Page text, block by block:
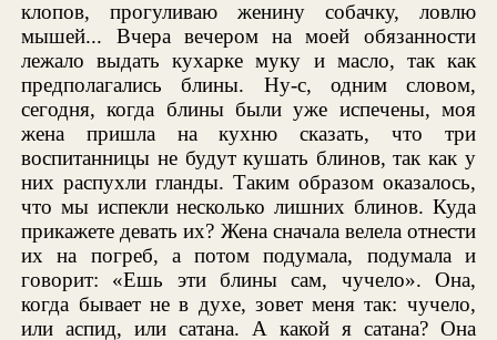
клопов, прогуливаю женину собачку, ловлю
мышей... Вчера вечером на моей обязанности
лежало выдать кухарке муку и масло, так как
предполагались блины. Ну-с, одним словом,
сегодня, когда блины были уже испечены, моя
жена пришла на кухню сказать, что три
воспитанницы не будут кушать блинов, так как у
них распухли гланды. Таким образом оказалось,
что мы испекли несколько лишних блинов. Куда
прикажете девать их? Жена сначала велела отнести
их на погреб, а потом подумала, подумала и
говорит: «Ешь эти блины сам, чучело». Она,
когда бывает не в духе, зовет меня так: чучело,
или аспид, или сатана. А какой я сатана? Она